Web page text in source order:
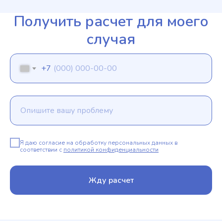
Получить расчет для моего
случая
+7
Я даю согласие на обработку персональных данных в
соответствии с политикой конфиденциальности
Жду расчет